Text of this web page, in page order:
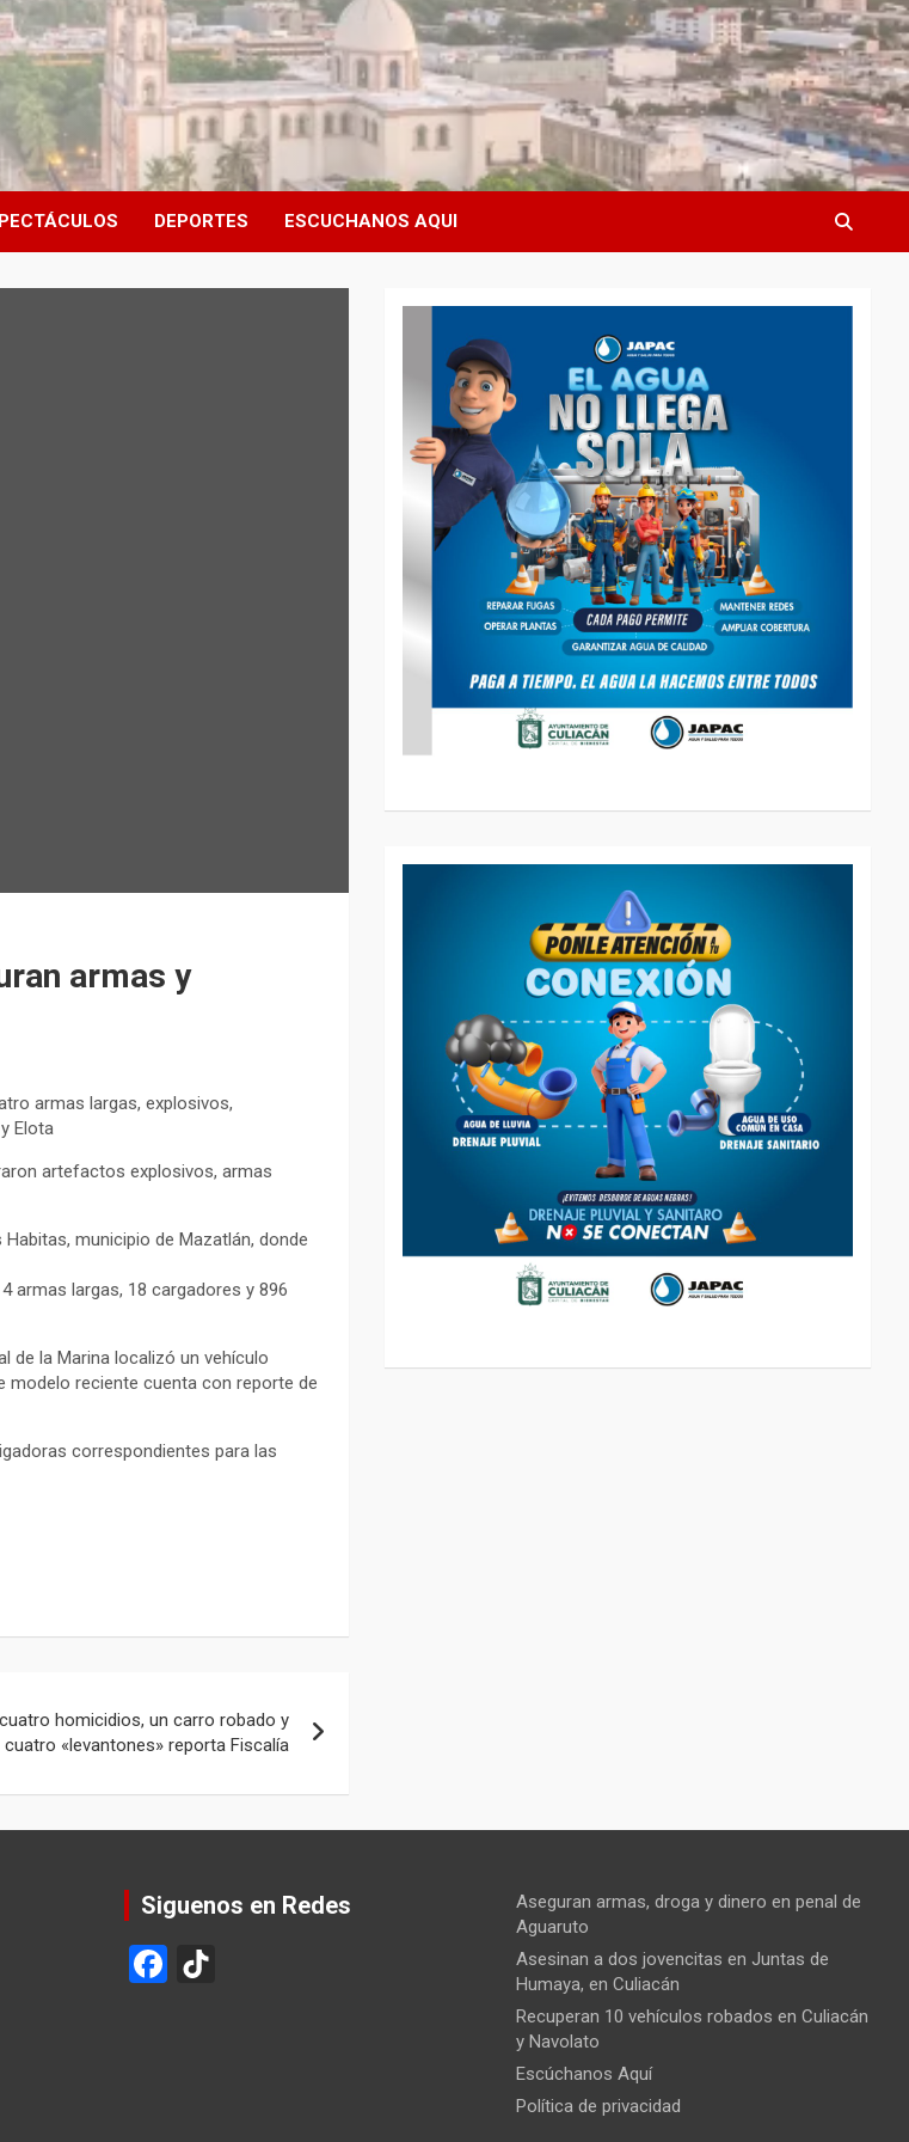
DEPORTES ESCUCHANOS AQUI
armas y
armas largas, explosivos,
Elota
artefactos explosivos, armas
municipio de Mazatlán, donde
armas largas, 18 cargadores y 896
de la Marina localizó un vehículo
modelo reciente cuenta con reporte de
correspondientes para las
homicidios, un carro robado y
cuatro «levantones» reporta Fiscalía
Siguenos en Redes
F
Aseguran armas, droga y dinero en penal de
Aguaruto
Asesinan a dos jovencitas en Juntas de
Humaya, en Culiacán
Recuperan 10 vehículos robados en Culiacán
y Navolato
Escúchanos Aquí
Política de privacidad